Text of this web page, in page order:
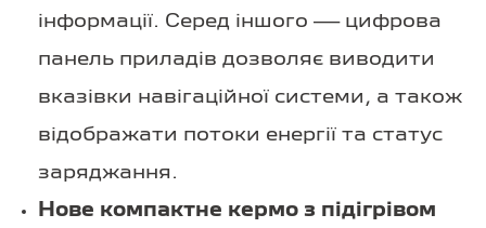
інформації. Серед іншого — цифрова
панель приладів дозволяє виводити
вказівки навігаційної системи, а також
відображати потоки енергії та статус
заряджання.
Нове компактне кермо з підігрівом